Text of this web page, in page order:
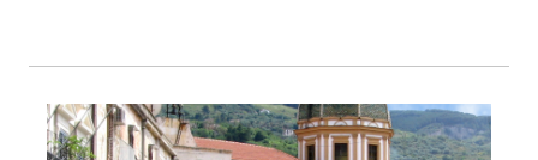
Corso e Chiesa Madre